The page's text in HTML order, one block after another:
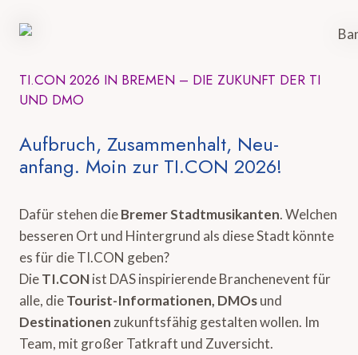
TI.CON 2026 IN BREMEN – DIE ZUKUNFT DER TI
UND DMO
Aufbruch, Zusammenhalt, Neu-
anfang. Moin zur TI.CON 2026!
Dafür stehen dieBremer Stadtmusikanten. Welchen
besseren Ort und Hintergrund als diese Stadt könnte
es für die TI.CON geben?
DieTI.CONist DAS inspirierende Branchenevent für
alle, dieTourist-Informationen, DMOsund
Destinationen zukunftsfähig gestalten wollen. Im
Team, mit großer Tatkraft und Zuversicht.